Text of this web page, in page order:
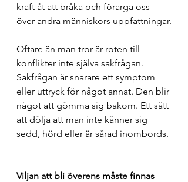
kraft åt att bråka och förarga oss
över andra människors uppfattningar.
Oftare än man tror är roten till
konflikter inte själva sakfrågan.
Sakfrågan är snarare ett symptom
eller uttryck för något annat. Den blir
något att gömma sig bakom. Ett sätt
att dölja att man inte känner sig
sedd, hörd eller är sårad inombords.
Viljan att bli överens måste finnas